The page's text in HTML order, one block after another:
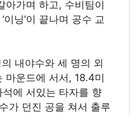
아가며 하고, 수비팀이
닝’이 끝나며 공수 교
내야수와 세 명의 외
마운드에 서서, 18.4미
에 서있는 타자를 향
가 던진 공을 쳐서 출루